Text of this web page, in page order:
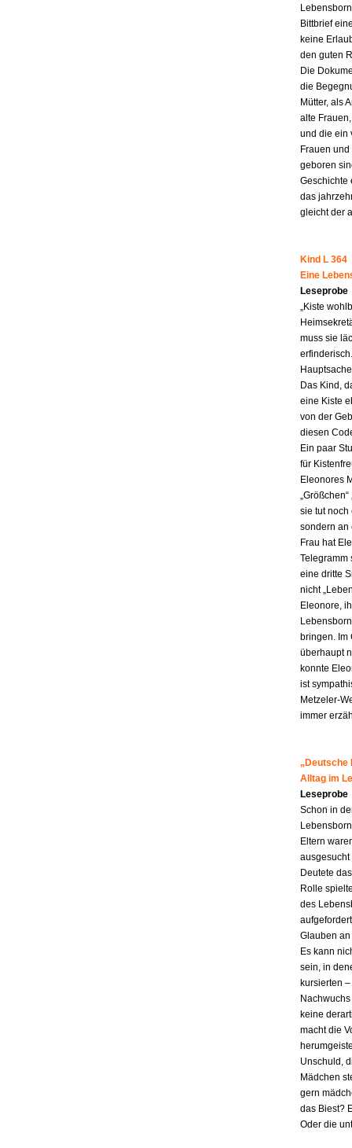
Bittbrief
keine
den guten
Die
die
Mütter, als
alte
und die ein
Frauen
geboren
Geschichte
das
gleicht der
Kind L 364
Eine
Leseprobe
„Kiste
muss sie
Das Kind,
eine Kiste
von der
diesen
Ein paar
für
Eleonores
sie tut noch
sondern an
Frau hat
Telegramm
eine dritte
nicht
Eleonore,
bringen. Im
überhaupt
konnte
ist
Metzeler-
immer
„Deutsche
Alltag im
Leseprobe
Schon in
Eltern
Deutete
Rolle
des
Glauben
Es kann
sein, in
kursierten
keine
macht die
Unschuld,
Mädchen
gern
das Biest?
Oder die